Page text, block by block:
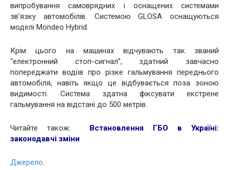
випробування самоврядних і оснащених системами
зв’язку автомобілів. Системою GLOSA оснащуються
моделі Mondeo Hybrid.
Крім цього на машинах відчувають так званий
“електронний стоп-сигнал”, здатний завчасно
попереджати водіїв про різке гальмування переднього
автомобіля, навіть якщо це відбувається поза зоною
видимості. Система здатна фіксувати екстрене
гальмування на відстані до 500 метрів.
Читайте також: Встановлення ГБО в Україні:
законодавчі зміни
Джерело.